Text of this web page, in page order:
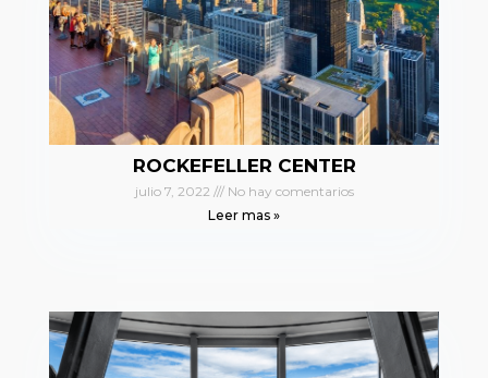
ROCKEFELLER CENTER
julio 7, 2022
No hay comentarios
Leer mas »